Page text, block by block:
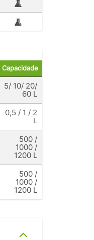
Capacidade
5/ 10/ 20/
60 L
0,5 / 1 / 2
L
500 /
1000 /
1200 L
500 /
1000 /
1200 L